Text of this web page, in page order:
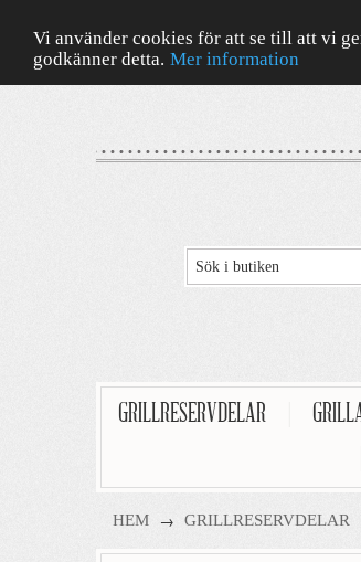
Vi använder cookies för att se till att vi
godkänner detta. Mer information
GRILLRESERVDELAR
HEM → GRILLRESERVDELAR